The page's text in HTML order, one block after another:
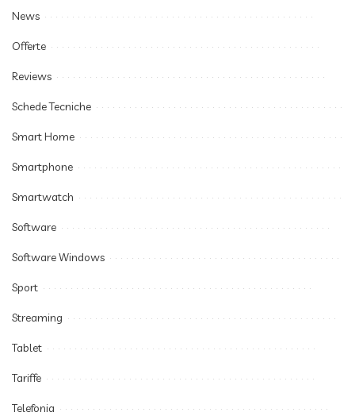
News
Offerte
Reviews
Schede Tecniche
Smart Home
Smartphone
Smartwatch
Software
Software Windows
Sport
Streaming
Tablet
Tariffe
Telefonia